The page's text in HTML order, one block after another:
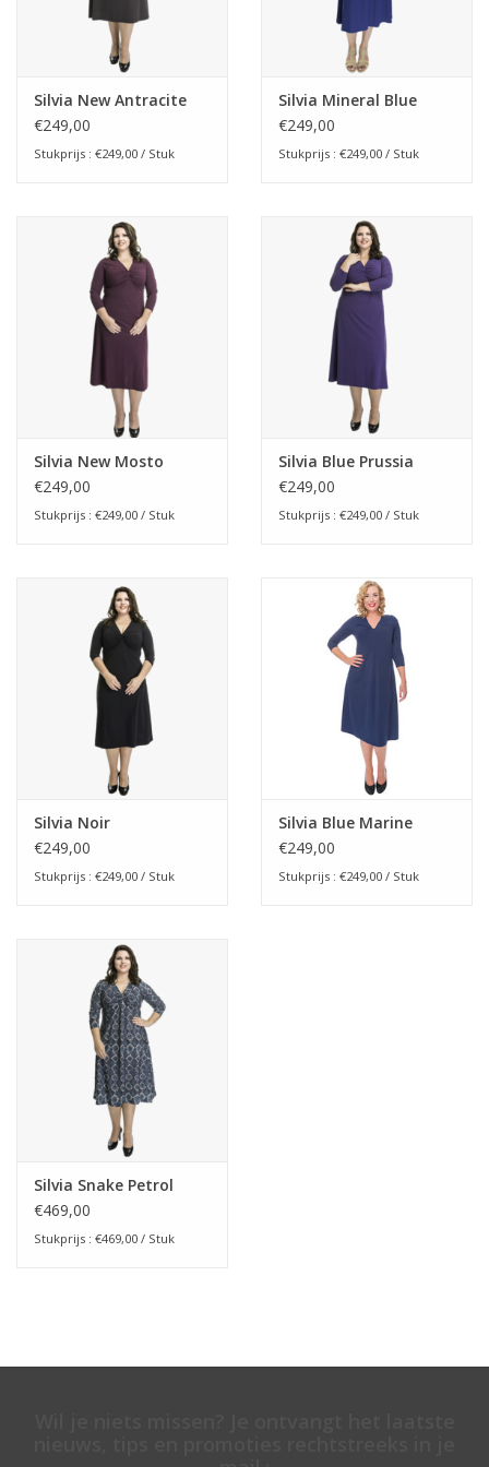
Silvia New Antracite
€249,00
Stukprijs : €249,00 / Stuk
Silvia Mineral Blue
€249,00
Stukprijs : €249,00 / Stuk
Silvia New Mosto
€249,00
Stukprijs : €249,00 / Stuk
Silvia Blue Prussia
€249,00
Stukprijs : €249,00 / Stuk
Silvia Noir
€249,00
Stukprijs : €249,00 / Stuk
Silvia Blue Marine
€249,00
Stukprijs : €249,00 / Stuk
Silvia Snake Petrol
€469,00
Stukprijs : €469,00 / Stuk